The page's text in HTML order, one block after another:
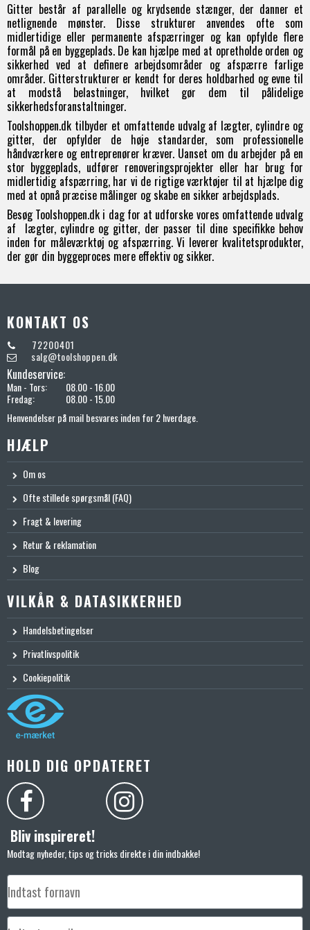
Gitter består af parallelle og krydsende stænger, der danner et
netlignende mønster. Disse strukturer anvendes ofte som
midlertidige eller permanente afspærringer og kan opfylde flere
formål på en byggeplads. De kan hjælpe med at opretholde orden og
sikkerhed ved at definere arbejdsområder og afspærre farlige
områder. Gitterstrukturer er kendt for deres holdbarhed og evne til
at modstå belastninger, hvilket gør dem til pålidelige
sikkerhedsforanstaltninger.
Toolshoppen.dk tilbyder et omfattende udvalg af lægter, cylindre og
gitter, der opfylder de høje standarder, som professionelle
håndværkere og entreprenører kræver. Uanset om du arbejder på en
stor byggeplads, udfører renoveringsprojekter eller har brug for
midlertidig afspærring, har vi de rigtige værktøjer til at hjælpe dig
med at opnå præcise målinger og skabe en sikker arbejdsplads.
Besøg Toolshoppen.dk i dag for at udforske vores omfattende udvalg
af lægter, cylindre og gitter, der passer til dine specifikke behov
inden for måleværktøj og afspærring. Vi leverer kvalitetsprodukter,
der gør din byggeproces mere effektiv og sikker.
KONTAKT OS
72200401
salg@toolshoppen.dk
Kundeservice:
Man - Tors:
08.00 - 16.00
Fredag:
08.00 - 15.00
Henvendelser på mail besvares inden for 2 hverdage.
HJÆLP
Om os
Ofte stillede spørgsmål (FAQ)
Fragt & levering
Retur & reklamation
Blog
VILKÅR & DATASIKKERHED
Handelsbetingelser
Privatlivspolitik
Cookiepolitik
HOLD DIG OPDATERET
Bliv inspireret!
Modtag nyheder, tips og tricks direkte i din indbakke!